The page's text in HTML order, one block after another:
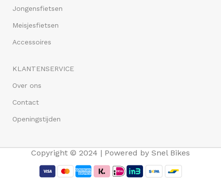
Jongensfietsen
Meisjesfietsen
Accessoires
KLANTENSERVICE
Over ons
Contact
Openingstijden
Copyright © 2024 | Powered by Snel Bikes